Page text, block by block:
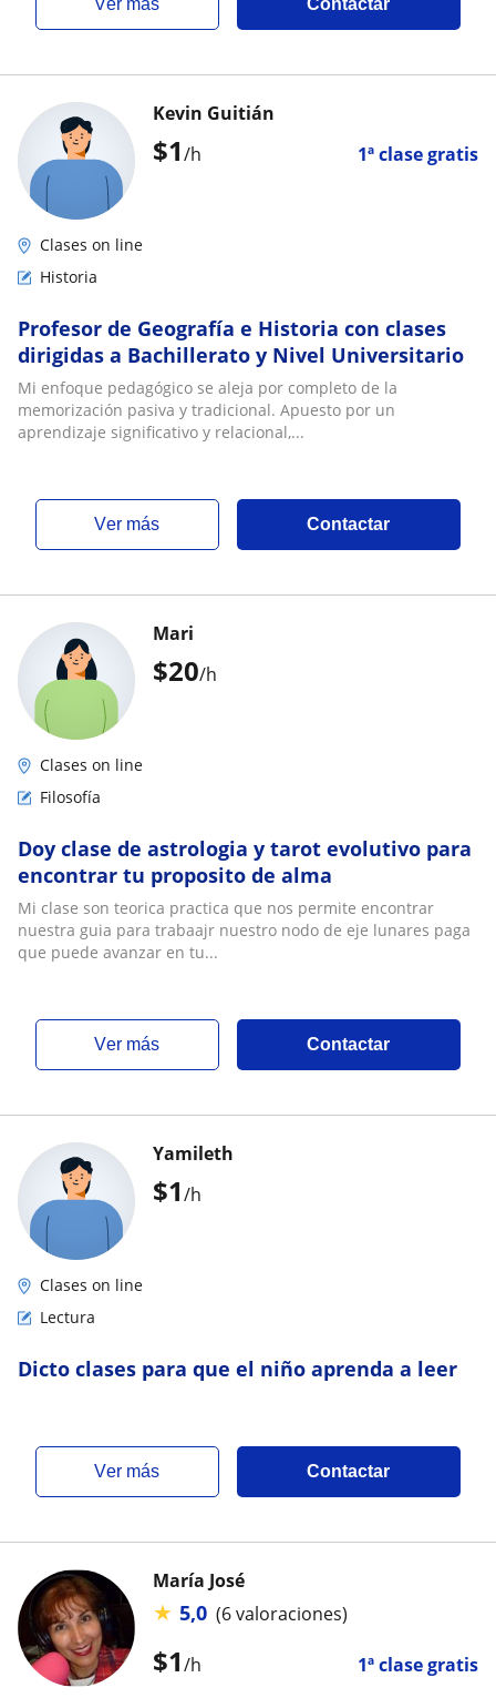
ver más Contactar
$1/h 1ª clase gratis
Kevin Guitián
Clases on line
Historia
Profesor de Geografía e Historia con clases
dirigidas a Bachillerato y Nivel Universitario
Mi enfoque pedagógico se aleja por completo de la
memorización pasiva y tradicional. Apuesto por un
aprendizaje significativo y relacional,...
ver más Contactar
$20/h
Mari
Clases on line
Filosofía
Doy clase de astrologia y tarot evolutivo para
encontrar tu proposito de alma
Mi clase son teorica practica que nos permite encontrar
nuestra guia para trabaajr nuestro nodo de eje lunares paga
que puede avanzar en tu...
ver más Contactar
$1/h
Yamileth
Clases on line
Lectura
Dicto clases para que el niño aprenda a leer
ver más Contactar
$1/h 1ª clase gratis
María José
★ 5,0 (6 valoraciones)